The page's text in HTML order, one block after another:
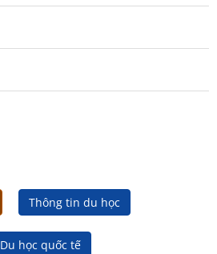
Thông tin du học
Du học quốc tế